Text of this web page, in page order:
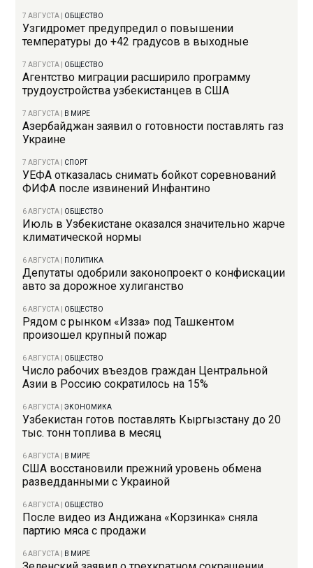
7 АВГУСТА ОБЩЕСТВО
Узгидромет предупредил о повышении
температуры до +42 градусов в выходные
7 АВГУСТА ОБЩЕСТВО
Агентство миграции расширило программу
трудоустройства узбекистанцев в США
7 АВГУСТА В МИРЕ
Азербайджан заявил о готовности поставлять газ
Украине
7 АВГУСТА СПОРТ
УЕФА отказалась снимать бойкот соревнований
ФИФА после извинений Инфантино
6 АВГУСТА ОБЩЕСТВО
Июль в Узбекистане оказался значительно жарче
климатической нормы
6 АВГУСТА ПОЛИТИКА
Депутаты одобрили законопроект о конфискации
авто за дорожное хулиганство
6 АВГУСТА ОБЩЕСТВО
Рядом с рынком «Изза» под Ташкентом
произошел крупный пожар
6 АВГУСТА ОБЩЕСТВО
Число рабочих въездов граждан Центральной
Азии в Россию сократилось на 15%
6 АВГУСТА |ЭКОНОМИКА
Узбекистан готов поставлять Кыргызстану до 20
тыс. тонн топлива в месяц
6 АВГУСТА В МИРЕ
США восстановили прежний уровень обмена
разведданными с Украиной
6 АВГУСТА ОБЩЕСТВО
После видео из Андижана «Корзинка» сняла
партию мяса с продажи
6 АВГУСТА В МИРЕ